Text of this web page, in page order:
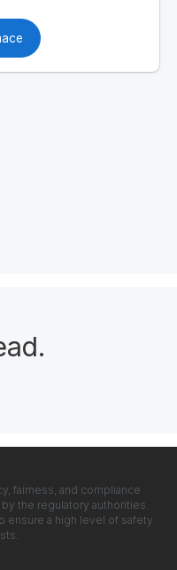
.
fairness, and compliance
the regulatory authorities.
ensure a high level of safety